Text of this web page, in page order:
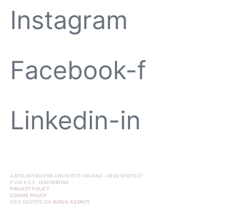
Instagram
Facebook-f
Linkedin-in
AZZOLINITINUPER ARCHITETTI MILANO +39 02 67073317
P.IVA E C.F. 12437830156
PRIVACY POLICY
COOKIE POLICY
SITO GESTITO DA WEGG AGENCY